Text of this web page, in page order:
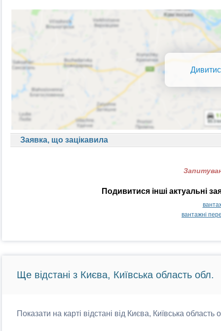
Заявка, що зацікавила
Подивитися інші актуальні
вантажні
Ще відстані з Києва, Київська область обл.
Показати на карті відстані від Києва, Київська